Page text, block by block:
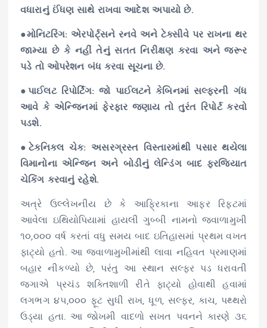
વધારાનું ઈંધણ સાથે રાખવા આદેશ અપાયો છે.
●મોનિટરિંગ: એરપોર્ટ્સને રનવે અને ટેક્સીવે પર રાખના થર
જામ્યા છે કે નહીં તેનું સતત નિરીક્ષણ કરવા અને જરૂર
પડે તો ઓપરેશન બંધ કરવા સૂચના છે.
●પાઈલટ રિપોર્ટિંગ: જો પાઈલટને કેબિનમાં સલ્ફરની ગંધ
આવે કે એન્જિનમાં ફેરફાર જણાય તો તુરંત રિપોર્ટ કરવો
પડશે.
●ટેકનિકલ ચેક: અસરગ્રસ્ત વિસ્તારમાંથી પસાર થયેલા
વિમાનોના એન્જિન અને બોડીનું લેન્ડિંગ બાદ ફરજિયાત
ચેકિંગ કરવાનું રહેશે.
અત્રે ઉલ્લેખનીય છે કે આફ્રિકાના આફર રિફ્ટમાં
આવેલા ઇથિયોપિયામાં હાયલી ગુબ્બી નામનો જ્વાળામુખી
૧૦,૦૦૦ વર્ષ કરતાં વધુ સમય બાદ ઇતિહાસમાં પ્રથમ વખત
ફાટ્યો હતો. આ જ્વાળામુખીમાંથી લાવા નહિવત પ્રમાણમાં
બહાર નીકળ્યો છે, પરંતુ આ સ્થાન સલ્ફર પડ ધરાવતી
જગાએ પ્રચંડ શક્તિશાળી રીતે ફાટ્યો હોવાથી હવામાં
લગભગ ૪૫,૦૦૦ ફૂટ સુધી રાખ, ધૂળ, સલ્ફર, કાચ, પથ્થરો
ઉડ્યા હતા. આ જોખમી વાદળો સખત પવનને કારણે ૩૬